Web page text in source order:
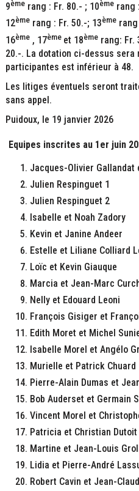
9èmerang : Fr. 80.- ; 10èmerang
12èmerang : Fr. 50.-; 13èmerang
16ème, 17ème et 18èmerang: Fr.
20.-. La dotation ci-dessus
participantes est
Les litiges éventuels seront
sans appel.
Puidoux, le 19 janvier 2026
Equipes inscrites au 1er juin
Jacques-Olivier Gallandat
Julien Respinguet 1
Julien Respinguet 2
Isabelle et Noah Zadory
Kevin et Janine Andeer
Estelle et Liliane Colliard
Loïc et Kevin Giauque
Marcia et Jean-Marc
Nelly et Edouard Leoni
François Gisiger et
Edith Moret et Michel
Isabelle Morel et Angélo
Murielle et Patrick Chuard
Pierre-Alain Dumas et
Bob Auderset et Germain
Vincent Morel et
Patricia et Christian Dutoit
Martine et Jean-Louis
Lidia et Pierre-André
Robert Cavin et Jean-